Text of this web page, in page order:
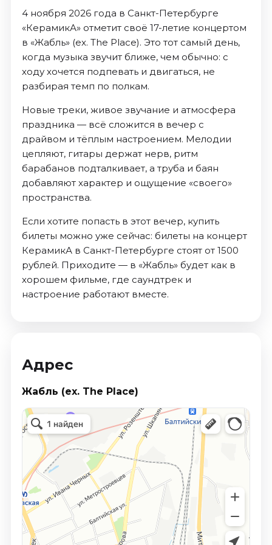
4 ноября 2026 года в Санкт-Петербурге
«КерамикА» отметит своё 17-летие концертом
в «Жабль» (ex. The Place). Это тот самый день,
когда музыка звучит ближе, чем обычно: с
ходу хочется подпевать и двигаться, не
разбирая темп по полкам.
Новые треки, живое звучание и атмосфера
праздника — всё сложится в вечер с
драйвом и тёплым настроением. Мелодии
цепляют, гитары держат нерв, ритм
барабанов подталкивает, а труба и баян
добавляют характер и ощущение «своего»
пространства.
Если хотите попасть в этот вечер, купить
билеты можно уже сейчас: билеты на концерт
КерамикА в Санкт-Петербурге стоят от 1500
рублей. Приходите — в «Жабль» будет как в
хорошем фильме, где саундтрек и
настроение работают вместе.
Адрес
Жабль (ex. The Place)